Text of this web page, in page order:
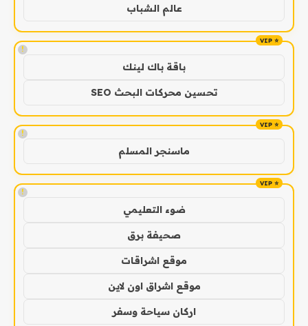
عالم الشباب
!
باقة باك لينك
تحسين محركات البحث SEO
!
ماسنجر المسلم
!
ضوء التعليمي
صحيفة برق
موقع اشراقات
موقع اشراق اون لاين
اركان سياحة وسفر